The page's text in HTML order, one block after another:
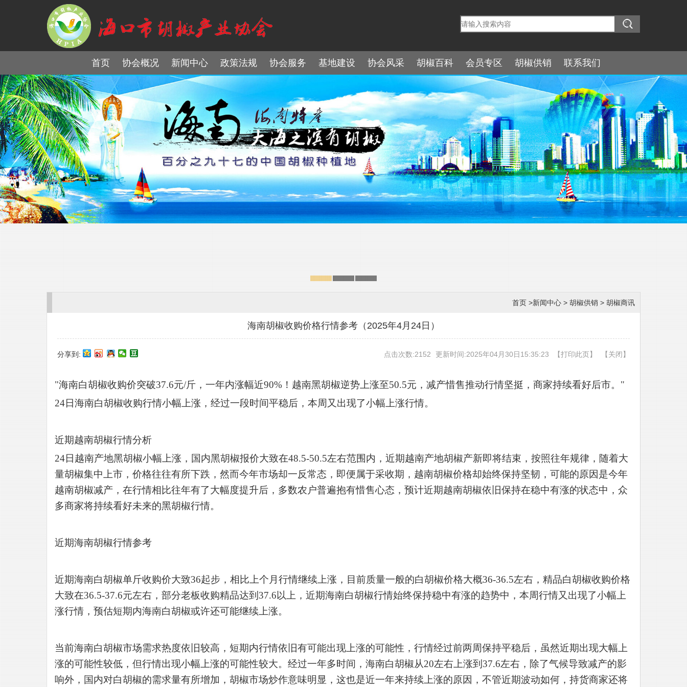
首页 协会概况 新闻中心 政策法规 协会服务 基地建设 协会风采 胡椒百科 会员专区 胡椒供销 联系我们
首页 >新闻中心 > 胡椒供销 > 胡椒商讯
海南胡椒收购价格行情参考（2025年4月24日）
分享到: 点击次数:2152 更新时间:2025年04月30日15:35:23 【打印此页】 【关闭】
"海南白胡椒收购价突破37.6元/斤，一年内涨幅近90%！越南黑胡椒逆势上涨至50.5元，减产惜售推动行情坚挺，商家持续看好后市。"
24日海南白胡椒收购行情小幅上涨，经过一段时间平稳后，本周又出现了小幅上涨行情。
近期越南胡椒行情分析
24日越南产地黑胡椒小幅上涨，国内黑胡椒报价大致在48.5-50.5左右范围内，近期越南产地胡椒产新即将结束，按照往年规律，随着大
量胡椒集中上市，价格往往有所下跌，然而今年市场却一反常态，即便属于采收期，越南胡椒价格却始终保持坚韧，可能的原因是今年
越南胡椒减产，在行情相比往年有了大幅度提升后，多数农户普遍抱有惜售心态，预计近期越南胡椒依旧保持在稳中有涨的状态中，众
多商家将持续看好未来的黑胡椒行情。
近期海南胡椒行情参考
近期海南白胡椒单斤收购价大致36起步，相比上个月行情继续上涨，目前质量一般的白胡椒价格大概36-36.5左右，精品白胡椒收购价格
大致在36.5-37.6元左右，部分老板收购精品达到37.6以上，近期海南白胡椒行情始终保持稳中有涨的趋势中，本周行情又出现了小幅上
涨行情，预估短期内海南白胡椒或许还可能继续上涨。
当前海南白胡椒市场需求热度依旧较高，短期内行情依旧有可能出现上涨的可能性，行情经过前两周保持平稳后，虽然近期出现大幅上
涨的可能性较低，但行情出现小幅上涨的可能性较大。经过一年多时间，海南白胡椒从20左右上涨到37.6左右，除了气候导致减产的影
响外，国内对白胡椒的需求量有所增加，胡椒市场炒作意味明显，这也是近一年来持续上涨的原因，不管近期波动如何，持货商家还将